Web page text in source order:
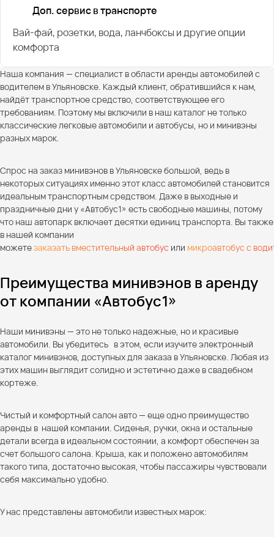
Доп. сервис в транспорте
Вай-фай, розетки, вода, ланчбоксы и другие опции
комфорта
Наша компания — специалист в области аренды автомобилей с
водителем в Ульяновске. Каждый клиент, обратившийся к нам,
найдёт транспортное средство, соответствующее его
требованиям. Поэтому мы включили в наш каталог не только
классические легковые автомобили и автобусы, но и минивэны
разных марок.
Спрос на заказ минивэнов в Ульяновске большой, ведь в
некоторых ситуациях именно этот класс автомобилей становится
идеальным транспортным средством. Даже в выходные и
праздничные дни у «Автобус1» есть свободные машины, потому
что наш автопарк включает десятки единиц транспорта. Вы также
в нашей компании
можетезаказать вместительный автобус или микроавтобус с
Преимущества минивэнов в аренду
от компании «Автобус1»
Наши минивэны — это не только надежные, но и красивые
автомобили. Вы убедитесь в этом, если изучите электронный
каталог минивэнов, доступных для заказа в Ульяновске. Любая из
этих машин выглядит солидно и эстетично даже в свадебном
кортеже.
Чистый и комфортный салон авто — еще одно преимущество
аренды в нашей компании. Сиденья, ручки, окна и остальные
детали всегда в идеальном состоянии, а комфорт обеспечен за
счет большого салона. Крыша, как и положено автомобилям
такого типа, достаточно высокая, чтобы пассажиры чувствовали
себя максимально удобно.
У нас представлены автомобили известных марок: